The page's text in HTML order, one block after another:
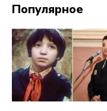
Популярное